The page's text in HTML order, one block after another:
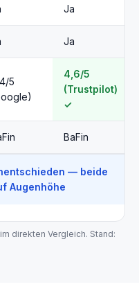
Ja
Ja
5
4,6/5
(Trustpilot)
✓
BaFin
— beide
Augenhöhe
direkten Vergleich. Stand: